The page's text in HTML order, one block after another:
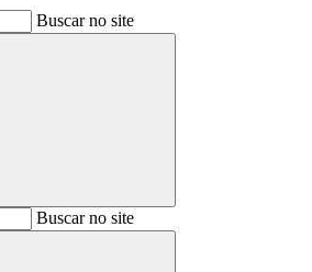
Buscar no site
BuscarBuscar no site